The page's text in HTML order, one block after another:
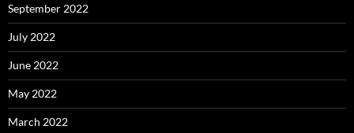
September 2022
July 2022
June 2022
May 2022
March 2022